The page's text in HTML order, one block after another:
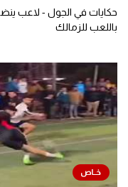
باللعب للزمالك